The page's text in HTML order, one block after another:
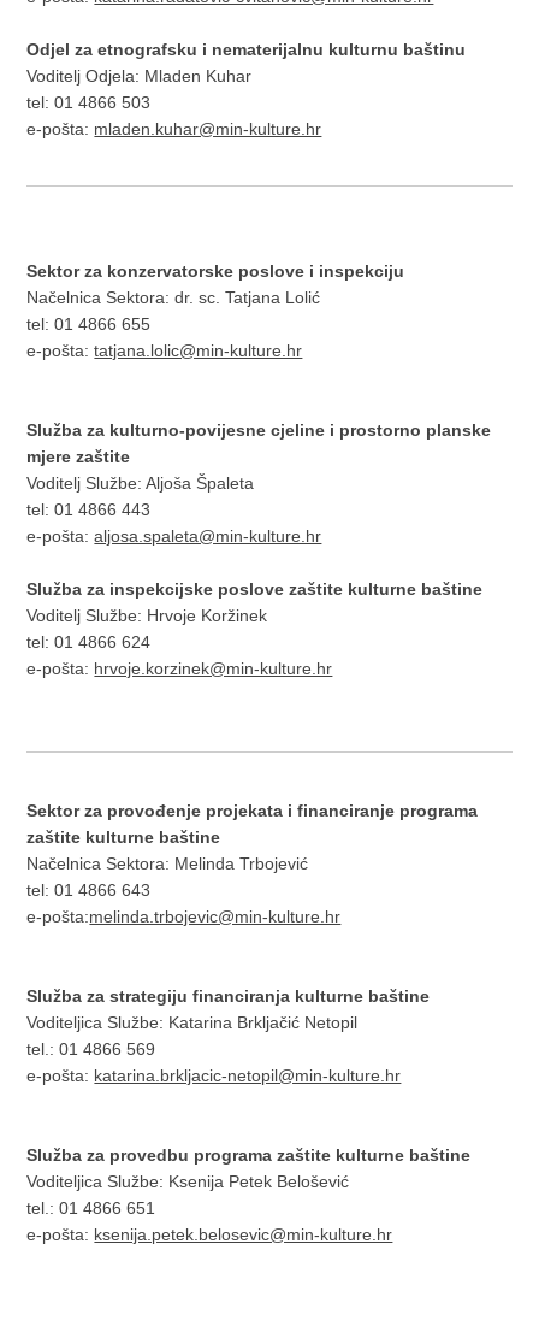
Odjel za etnografsku i nematerijalnu kulturnu baštinu
Voditelj Odjela: Mladen Kuhar
tel: 01 4866 503
e-pošta: mladen.kuhar@min-kulture.hr
Sektor za konzervatorske poslove i inspekciju
Načelnica Sektora: dr. sc. Tatjana Lolić
tel: 01 4866 655
e-pošta:tatjana.lolic@min-kulture.hr
Služba za kulturno-povijesne cjeline i prostorno planske
mjere zaštite
Voditelj Službe: Aljoša Špaleta
tel: 01 4866 443
e-pošta:aljosa.spaleta@min-kulture.hr
Služba za inspekcijske poslove zaštite kulturne baštine
Voditelj Službe: Hrvoje Koržinek
tel: 01 4866 624
e-pošta: hrvoje.korzinek@min-kulture.hr
Sektor za provođenje projekata i financiranje programa
zaštite kulturne baštine
Načelnica Sektora: Melinda Trbojević
tel: 01 4866 643
e-pošta:melinda.trbojevic@min-kulture.hr
Služba za strategiju financiranja kulturne baštine
Voditeljica Službe: Katarina Brkljačić Netopil
tel.: 01 4866 569
e-pošta: katarina.brkljacic-netopil@min-kulture.hr
Služba za provedbu programa zaštite kulturne baštine
Voditeljica Službe: Ksenija Petek Belošević
tel.: 01 4866 651
e-pošta: ksenija.petek.belosevic@min-kulture.hr